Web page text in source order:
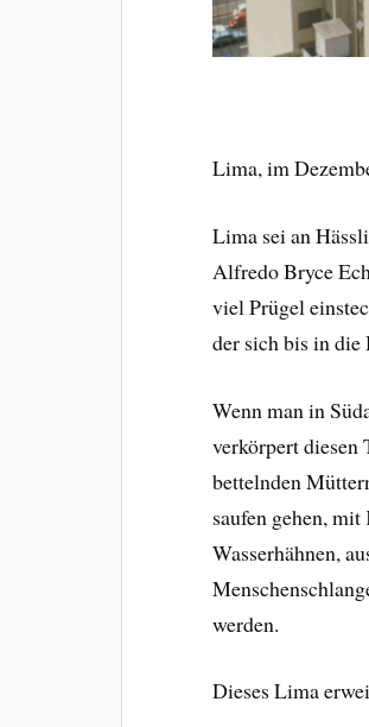
Lima, im
Lima sei an
Alfredo Bryce
viel Prügel
der sich bis in
Wenn man in
verkörpert diesen
bettelnden
saufen gehen,
Wasserhähnen,
werden.
Dieses Lima